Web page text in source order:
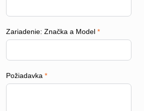
Zariadenie: Značka a Model *
Požiadavka *